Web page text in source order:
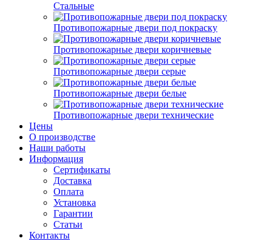
Стальные
Противопожарные двери под покраску
Противопожарные двери коричневые
Противопожарные двери серые
Противопожарные двери белые
Противопожарные двери технические
Цены
О производстве
Наши работы
Информация
Сертификаты
Доставка
Оплата
Установка
Гарантии
Статьи
Контакты